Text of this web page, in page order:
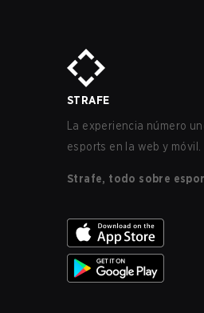
STRAFE
La experiencia número
esports en la web y móvil.
Strafe, todo sobre